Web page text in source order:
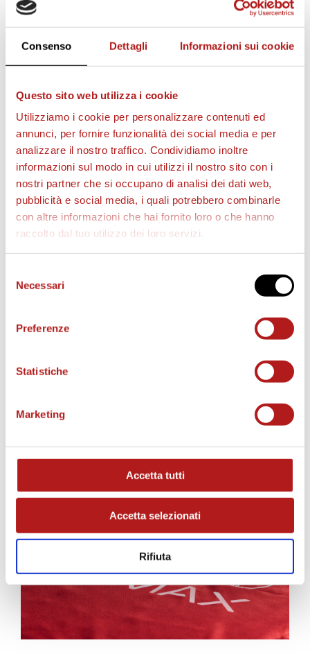
Consenso Dettagli Informazioni sui cookie
Questo sito web utilizza i cookie
Utilizziamo i cookie per personalizzare contenuti ed
annunci, per fornire funzionalità dei social media e per
analizzare il nostro traffico. Condividiamo inoltre
informazioni sul modo in cui utilizzi il nostro sito con i
nostri partner che si occupano di analisi dei dati web,
pubblicità e social media, i quali potrebbero combinarle
con altre informazioni che hai fornito loro o che hanno
raccolto dal tuo utilizzo dei loro servizi.
delNecessari
Preferenze
Statistiche
Marketing
Accetta tutti
Accetta selezionati
Rifiuta
BIGLIETTI
AS CITTADELLA STORE